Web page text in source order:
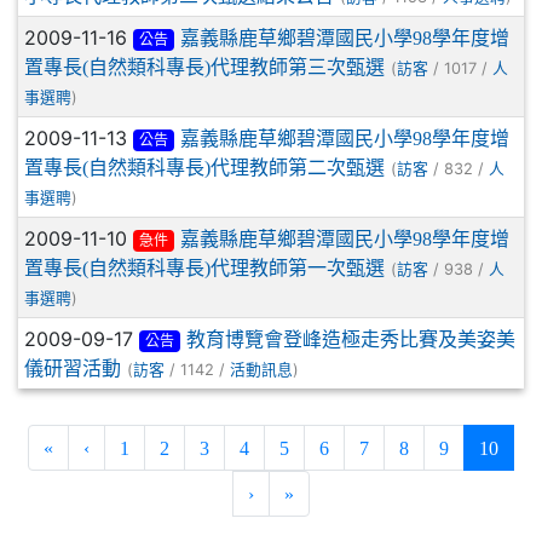
2009-11-16 公告
嘉義縣鹿草鄉碧潭國民小學98學年度增
置專長(自然類科專長)代理教師第三次甄選 (訪客 / 1017 / 人
事選聘)
2009-11-13 公告
嘉義縣鹿草鄉碧潭國民小學98學年度增
置專長(自然類科專長)代理教師第二次甄選 (訪客 / 832 / 人
事選聘)
2009-11-10 急件
嘉義縣鹿草鄉碧潭國民小學98學年度增
置專長(自然類科專長)代理教師第一次甄選 (訪客 / 938 / 人
事選聘)
2009-09-17 公告
教育博覽會登峰造極走秀比賽及美姿美
儀研習活動 (訪客 / 1142 / 活動訊息 )
« ‹ 1 2 3 4 5 6 7 8 9 10
› »